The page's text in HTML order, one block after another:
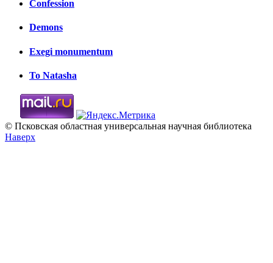
Confession
Demons
Exegi monumentum
To Natasha
© Псковская областная универсальная научная библиотека
Наверх